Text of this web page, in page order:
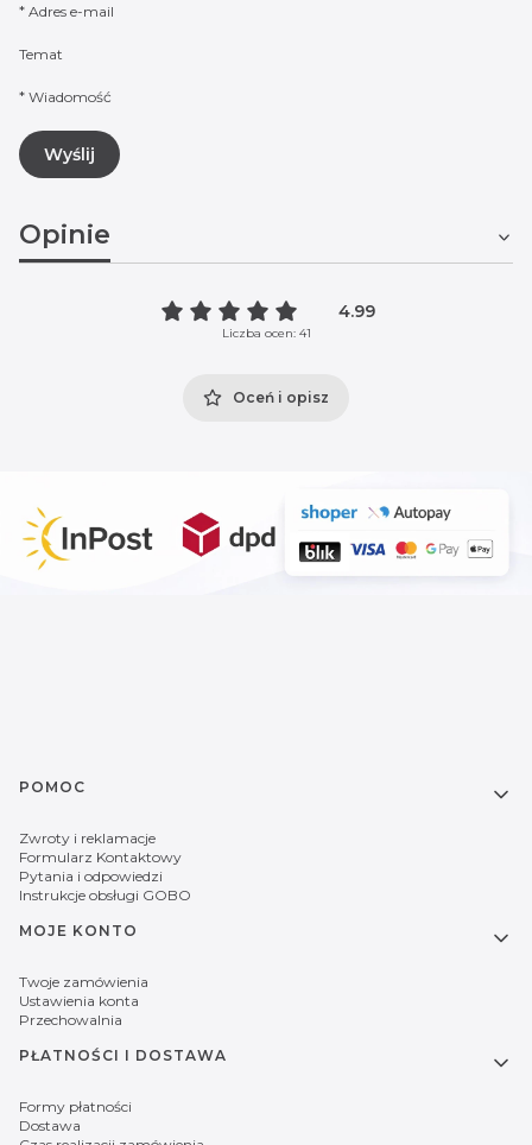
* Adres e-mail
Temat
* Wiadomość
Wyślij
Opinie
4.99
Liczba ocen: 41
Oceń i opisz
Linki w stopce
POMOC
Zwroty i reklamacje
Formularz Kontaktowy
Pytania i odpowiedzi
Instrukcje obsługi GOBO
MOJE KONTO
Twoje zamówienia
Ustawienia konta
Przechowalnia
PŁATNOŚCI I DOSTAWA
Formy płatności
Dostawa